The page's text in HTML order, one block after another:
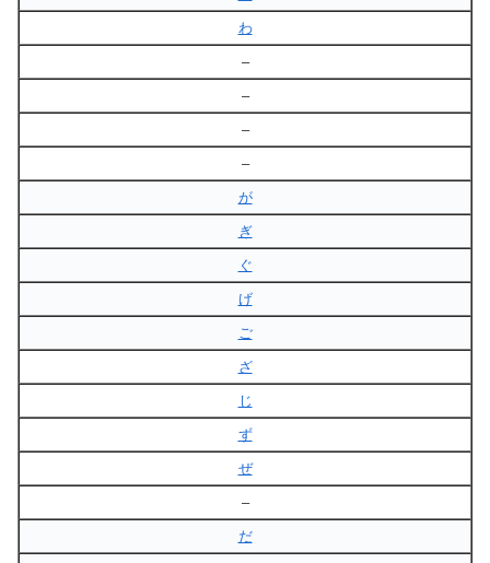
わ
–
–
–
–
が
ぎ
ぐ
げ
ご
ざ
じ
ず
ぜ
–
だ